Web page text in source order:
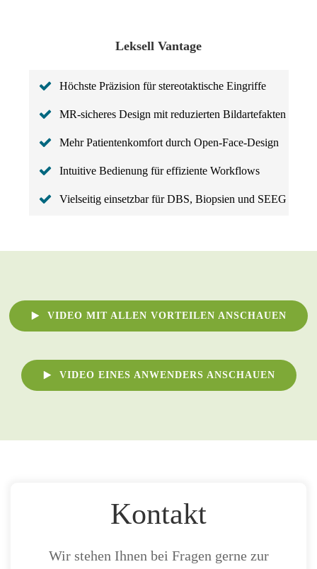
Leksell Vantage
Höchste Präzision für stereotaktische Eingriffe
MR-sicheres Design mit reduzierten Bildartefakten
Mehr Patientenkomfort durch Open-Face-Design
Intuitive Bedienung für effiziente Workflows
Vielseitig einsetzbar für DBS, Biopsien und SEEG
VIDEO MIT ALLEN VORTEILEN ANSCHAUEN
VIDEO EINES ANWENDERS ANSCHAUEN
Kontakt
Wir stehen Ihnen bei Fragen gerne zur